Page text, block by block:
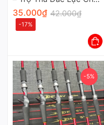
Mọi Cần Thủ Chuyên
Nghiệp
35.000₫ 42.000₫
-17%
-5%